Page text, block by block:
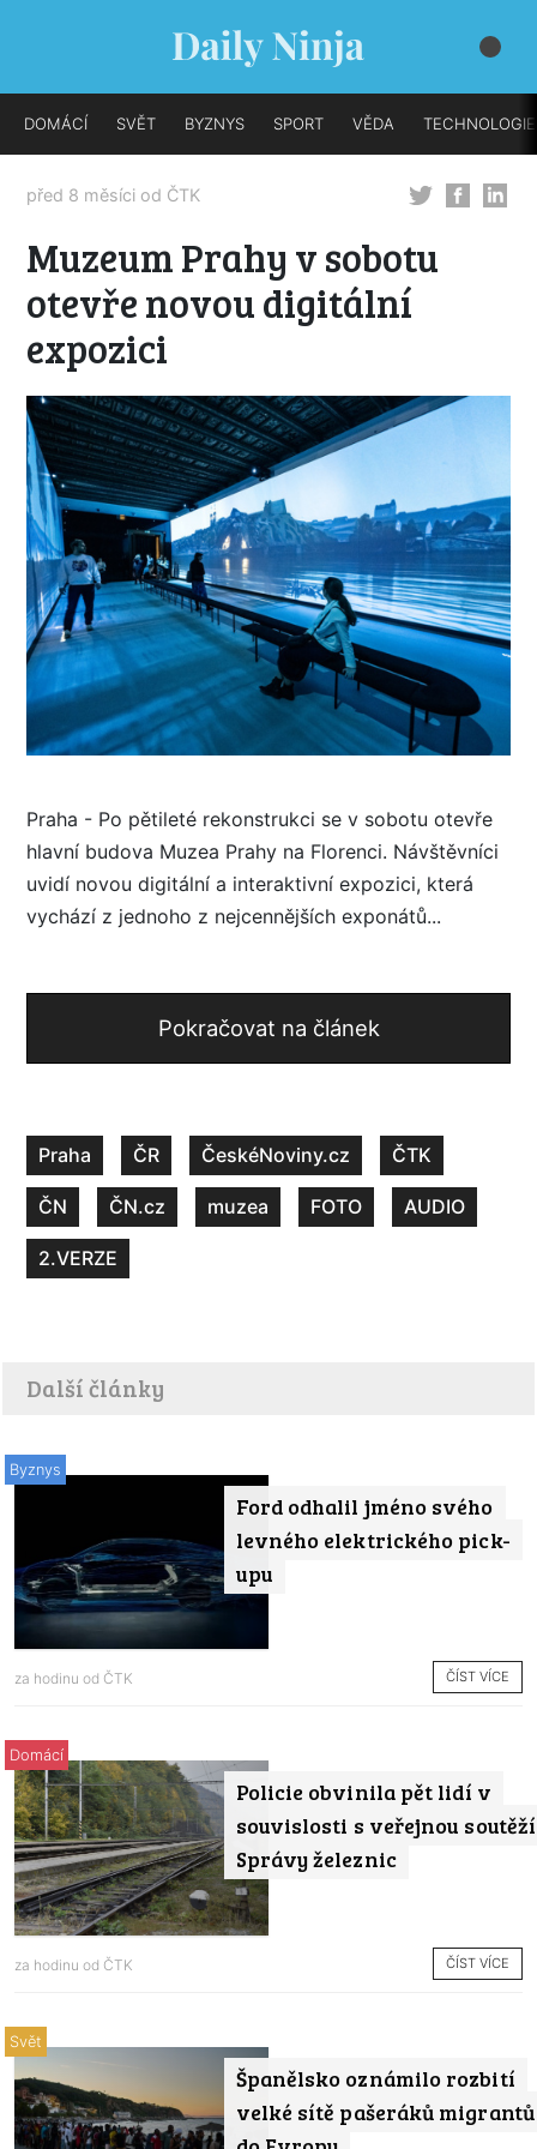
DOMÁCÍ SVĚT BYZNYS SPORT VĚDA TECHNOLOGIE
před 8 měsíci od ČTK
Muzeum Prahy v sobotu
otevře novou digitální
expozici
Praha - Po pětileté rekonstrukci se v sobotu otevře
hlavní budova Muzea Prahy na Florenci. Návštěvníci
uvidí novou digitální a interaktivní expozici, která
vychází z jednoho z nejcennějších exponátů...
Pokračovat na článek
Praha ČR ČeskéNoviny.cz ČTK
ČN ČN.cz muzea FOTO AUDIO
2.VERZE
Další články
Ford odhalil jméno svého
levného elektrického pick-
upu
Byznys
za hodinu od ČTK ČÍST VÍCE
Policie obvinila pět lidí v
souvislosti s veřejnou soutěží
Správy železnic
Domácí
za hodinu od ČTK ČÍST VÍCE
Španělsko oznámilo rozbití
velké sítě pašeráků migrantů
Svět